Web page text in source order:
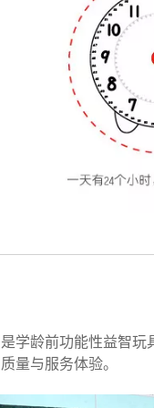
学龄前功能性益智玩
量与服务体验。